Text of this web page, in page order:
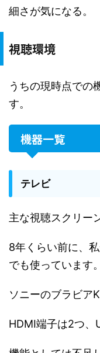
細さが気になる。
視聴環境
うちの現時点での
す。
機器一覧
テレビ
主な視聴スクリー
8年くらい前に、
でも使っています。
ソニーのブラビア
HDMI端子は2つ、